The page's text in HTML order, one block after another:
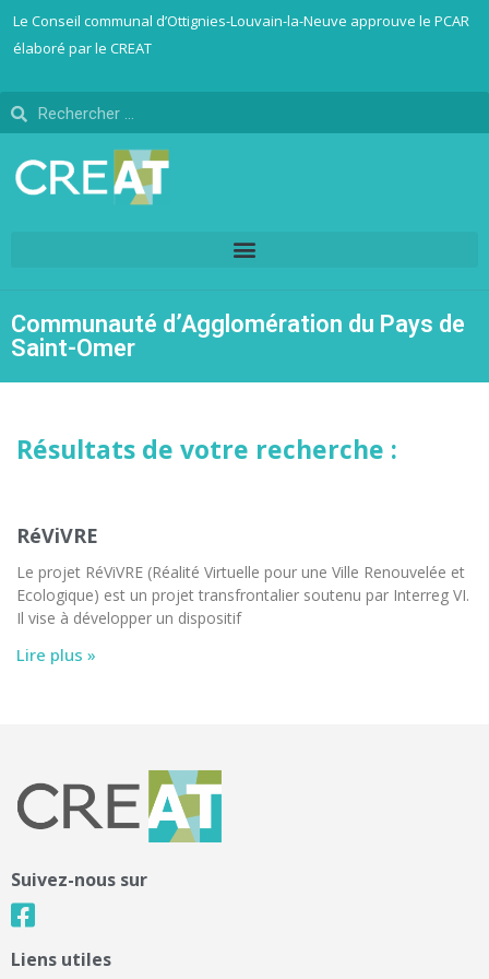
Le Conseil communal d’Ottignies-Louvain-la-Neuve approuve le PCAR
élaboré par le CREAT
Communauté d’Agglomération du Pays de
Saint-Omer
Résultats de votre recherche :
RéViVRE
Le projet RéViVRE (Réalité Virtuelle pour une Ville Renouvelée et
Ecologique) est un projet transfrontalier soutenu par Interreg VI.
Il vise à développer un dispositif
Lire plus »
Suivez-nous sur
Liens utiles